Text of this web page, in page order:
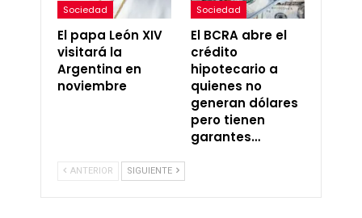
Sociedad
El papa León XIV
visitará la
Argentina en
noviembre
Sociedad
El BCRA abre el
crédito
hipotecario a
quienes no
generan dólares
pero tienen
garantes…
ANTERIOR SIGUIENTE